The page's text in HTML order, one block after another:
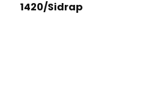
1420/Sidrap